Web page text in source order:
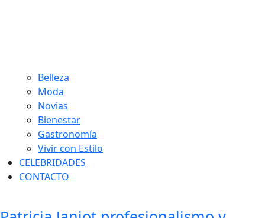
Belleza
Moda
Novias
Bienestar
Gastronomía
Vivir con Estilo
CELEBRIDADES
CONTACTO